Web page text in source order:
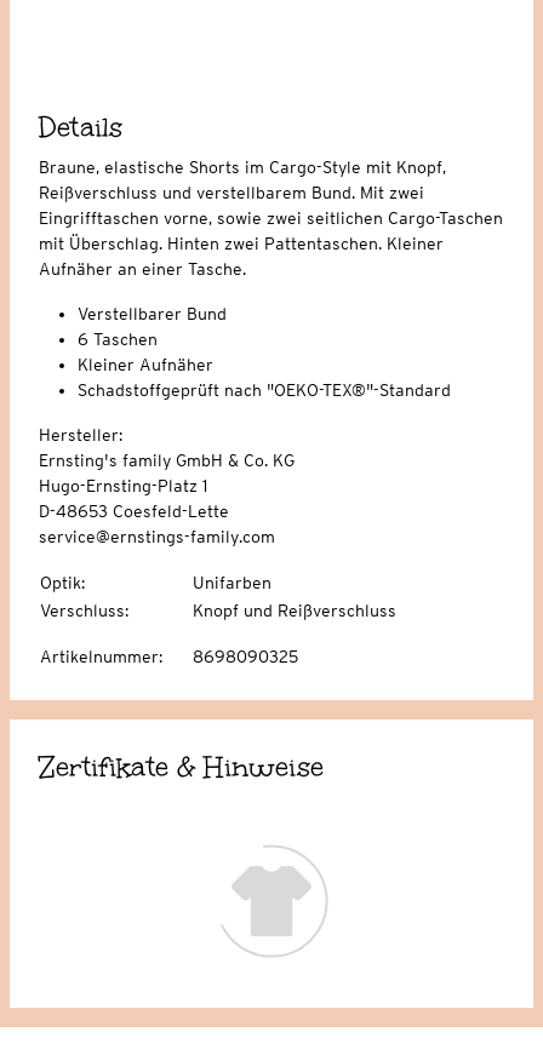
Details
Braune, elastische Shorts im Cargo-Style mit Knopf,
Reißverschluss und verstellbarem Bund. Mit zwei
Eingrifftaschen vorne, sowie zwei seitlichen Cargo-Taschen
mit Überschlag. Hinten zwei Pattentaschen. Kleiner
Aufnäher an einer Tasche.
Verstellbarer Bund
6 Taschen
Kleiner Aufnäher
Schadstoffgeprüft nach "OEKO-TEX®"-Standard
Hersteller:
Ernsting's family GmbH & Co. KG
Hugo-Ernsting-Platz 1
D-48653 Coesfeld-Lette
service@ernstings-family.com
Optik:
Unifarben
Verschluss: Knopf und Reißverschluss
Artikelnummer: 8698090325
Zertifikate & Hinweise